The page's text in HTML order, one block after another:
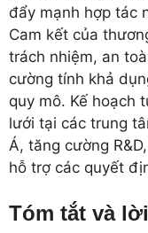
đẩy mạnh hợp tác
Cam kết của
trách nhiệm, an
cường tính khả
quy mô. Kế hoạch
lưới tại các trung
Á, tăng cường
hỗ trợ các quyết
Tóm tắt và